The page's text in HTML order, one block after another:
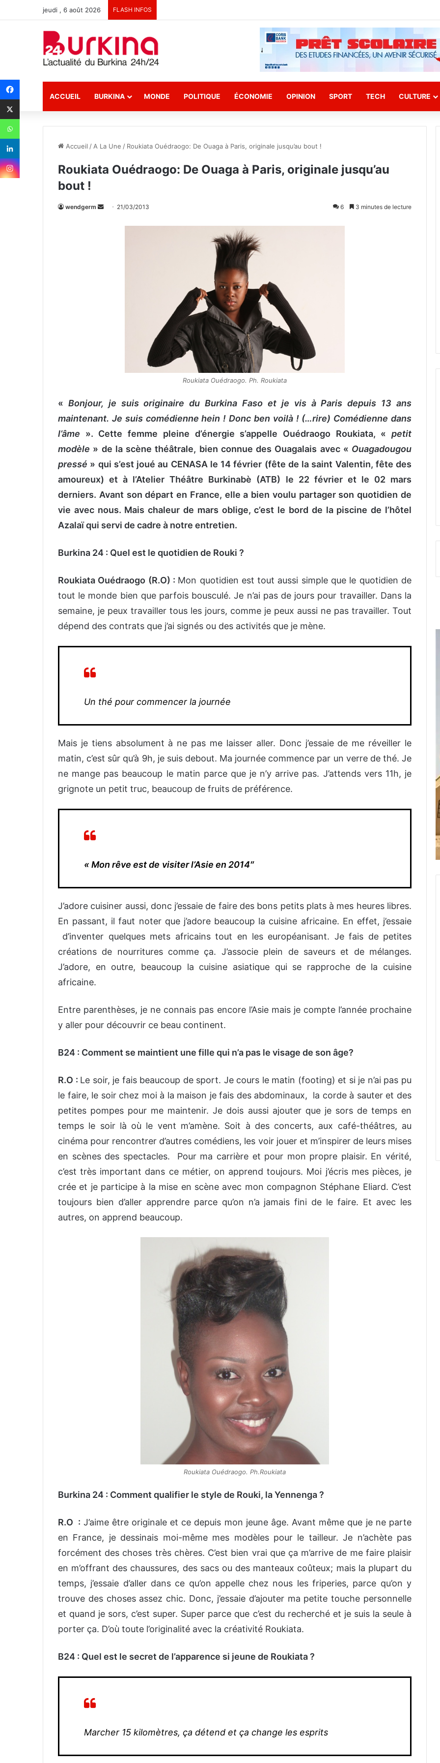
jeudi , 6 août 2026 FLASH INFOS
ACCUEIL BURKINA MONDE POLITIQUE ÉCONOMIE OPINION SPORT TECH CULTURE
Accueil / A La Une / Roukiata Ouédraogo: De Ouaga à Paris, originale jusqu’au bout !
Roukiata Ouédraogo: De Ouaga à Paris, originale jusqu’au
bout !
wendgerm 21/03/2013 6 3 minutes de lecture
Roukiata Ouédraogo. Ph. Roukiata
« Bonjour, je suis originaire du Burkina Faso et je vis à Paris depuis 13 ans
maintenant. Je suis comédienne hein ! Donc ben voilà ! (…rire) Comédienne dans
l’âme ». Cette femme pleine d’énergie s’appelle Ouédraogo Roukiata, «petit
modèle » de la scène théâtrale, bien connue des Ouagalais avec « Ouagadougou
pressé » qui s’est joué au CENASA le 14 février (fête de la saint Valentin, fête des
amoureux) et à l’Atelier Théâtre Burkinabè (ATB) le 22 février et le 02 mars
derniers. Avant son départ en France, elle a bien voulu partager son quotidien de
vie avec nous. Mais chaleur de mars oblige, c’est le bord de la piscine de l’hôtel
Azalaï qui servi de cadre à notre entretien.
Burkina 24 : Quel est le quotidien de Rouki ?
Roukiata Ouédraogo (R.O) : Mon quotidien est tout aussi simple que le quotidien de
tout le monde bien que parfois bousculé. Je n’ai pas de jours pour travailler. Dans la
semaine, je peux travailler tous les jours, comme je peux aussi ne pas travailler. Tout
dépend des contrats que j’ai signés ou des activités que je mène.
Un thé pour commencer la journée
Mais je tiens absolument à ne pas me laisser aller. Donc j’essaie de me réveiller le
matin, c’est sûr qu’à 9h, je suis debout. Ma journée commence par un verre de thé. Je
ne mange pas beaucoup le matin parce que je n’y arrive pas. J’attends vers 11h, je
grignote un petit truc, beaucoup de fruits de préférence.
« Mon rêve est de visiter l’Asie en 2014″
J’adore cuisiner aussi, donc j’essaie de faire des bons petits plats à mes heures libres.
En passant, il faut noter que j’adore beaucoup la cuisine africaine. En effet, j’essaie
d’inventer quelques mets africains tout en les européanisant. Je fais de petites
créations de nourritures comme ça. J’associe plein de saveurs et de mélanges.
J’adore, en outre, beaucoup la cuisine asiatique qui se rapproche de la cuisine
africaine.
Entre parenthèses, je ne connais pas encore l’Asie mais je compte l’année prochaine
y aller pour découvrir ce beau continent.
B24 : Comment se maintient une fille qui n’a pas le visage de son âge?
R.O : Le soir, je fais beaucoup de sport. Je cours le matin (footing) et si je n’ai pas pu
le faire, le soir chez moi à la maison je fais des abdominaux, la corde à sauter et des
petites pompes pour me maintenir. Je dois aussi ajouter que je sors de temps en
temps le soir là où le vent m’amène. Soit à des concerts, aux café-théâtres, au
cinéma pour rencontrer d’autres comédiens, les voir jouer et m’inspirer de leurs mises
en scènes des spectacles. Pour ma carrière et pour mon propre plaisir. En vérité,
c’est très important dans ce métier, on apprend toujours. Moi j’écris mes pièces, je
crée et je participe à la mise en scène avec mon compagnon Stéphane Eliard. C’est
toujours bien d’aller apprendre parce qu’on n’a jamais fini de le faire. Et avec les
autres, on apprend beaucoup.
Roukiata Ouédraogo. Ph.Roukiata
Burkina 24 : Comment qualifier le style de Rouki, la Yennenga ?
R.O : J’aime être originale et ce depuis mon jeune âge. Avant même que je ne parte
en France, je dessinais moi-même mes modèles pour le tailleur. Je n’achète pas
forcément des choses très chères. C’est bien vrai que ça m’arrive de me faire plaisir
en m’offrant des chaussures, des sacs ou des manteaux coûteux; mais la plupart du
temps, j’essaie d’aller dans ce qu’on appelle chez nous les friperies, parce qu’on y
trouve des choses assez chic. Donc, j’essaie d’ajouter ma petite touche personnelle
et quand je sors, c’est super. Super parce que c’est du recherché et je suis la seule à
porter ça. D’où toute l’originalité avec la créativité Roukiata.
B24 : Quel est le secret de l’apparence si jeune de Roukiata ?
Marcher 15 kilomètres, ça détend et ça change les esprits